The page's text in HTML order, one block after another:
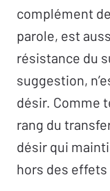
complément de
parole, est
résistance du
suggestion,
désir. Comme
rang du
désir qui
hors des effets